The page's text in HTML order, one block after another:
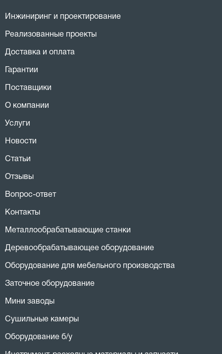
Инжиниринг и проектирование
Реализованные проекты
Доставка и оплата
Гарантии
Поставщики
О компании
Услуги
Новости
Статьи
Отзывы
Вопрос-ответ
Контакты
Металлообрабатывающие станки
Деревообрабатывающее оборудование
Оборудование для мебельного производства
Заточное оборудование
Мини заводы
Сушильные камеры
Оборудование б/у